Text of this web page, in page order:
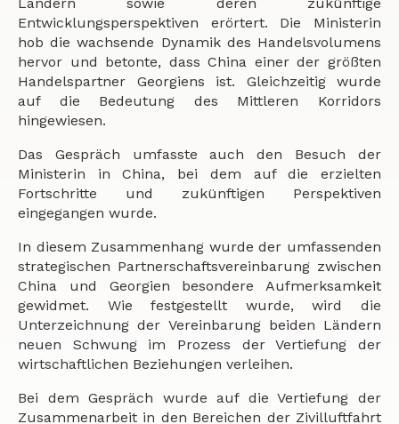
Entwicklungsperspektiven erörtert. Die Ministerin
hob die wachsende Dynamik des Handelsvolumens
hervor und betonte, dass China einer der größten
Handelspartner Georgiens ist. Gleichzeitig wurde
auf die Bedeutung des Mittleren Korridors
hingewiesen.
Das Gespräch umfasste auch den Besuch der
Ministerin in China, bei dem auf die erzielten
Fortschritte und zukünftigen Perspektiven
eingegangen wurde.
In diesem Zusammenhang wurde der umfassenden
strategischen Partnerschaftsvereinbarung zwischen
China und Georgien besondere Aufmerksamkeit
gewidmet. Wie festgestellt wurde, wird die
Unterzeichnung der Vereinbarung beiden Ländern
neuen Schwung im Prozess der Vertiefung der
wirtschaftlichen Beziehungen verleihen.
Bei dem Gespräch wurde auf die Vertiefung der
Zusammenarbeit in den Bereichen der Zivilluftfahrt